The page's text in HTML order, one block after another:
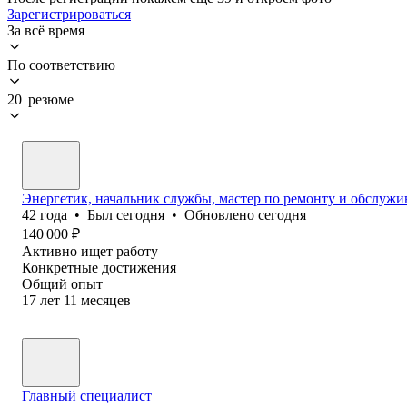
Зарегистрироваться
За всё время
По соответствию
20 резюме
Энергетик, начальник службы, мастер по ремонту и
42 года • Был сегодня • Обновлено сегодня
140 000 ₽
Активно ищет работу
Конкретные достижения
Общий опыт
17 лет 11 месяцев
Главный специалист